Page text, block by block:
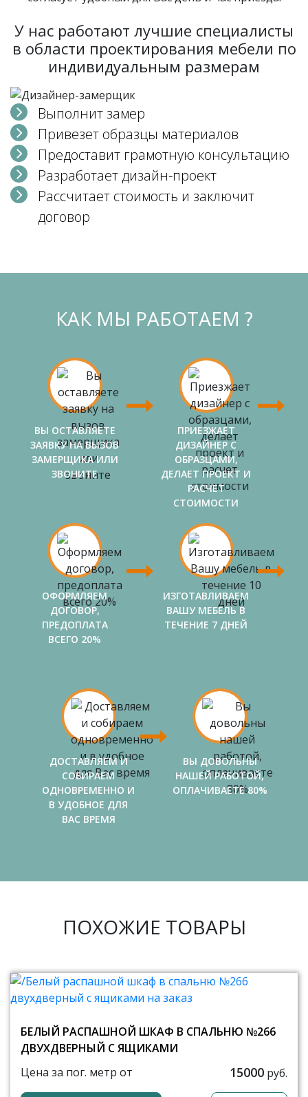
У нас работают лучшие специалисты
в области проектирования мебели по
индивидуальным размерам
Выполнит замер
Привезет образцы материалов
Предоставит грамотную консультацию
Разработает дизайн-проект
Рассчитает стоимость и заключит
договор
КАК МЫ РАБОТАЕМ ?
ВЫ ОСТАВЛЯЕТЕ
ЗАЯВКУ НА ВЫЗОВ
ЗАМЕРЩИКА ИЛИ
ЗВОНИТЕ
ПРИЕЗЖАЕТ
ДИЗАЙНЕР С
ОБРАЗЦАМИ,
ДЕЛАЕТ ПРОЕКТ И
РАСЧЕТ
СТОИМОСТИ
ОФОРМЛЯЕМ
ДОГОВОР,
ПРЕДОПЛАТА
ВСЕГО 20%
ИЗГОТАВЛИВАЕМ
ВАШУ МЕБЕЛЬ В
ТЕЧЕНИЕ 7 ДНЕЙ
ДОСТАВЛЯЕМ И
СОБИРАЕМ
ОДНОВРЕМЕННО И
В УДОБНОЕ ДЛЯ
ВАС ВРЕМЯ
ВЫ ДОВОЛЬНЫ
НАШЕЙ РАБОТОЙ,
ОПЛАЧИВАЕТЕ 80%
ПОХОЖИЕ ТОВАРЫ
БЕЛЫЙ РАСПАШНОЙ ШКАФ В СПАЛЬНЮ №266
ДВУХДВЕРНЫЙ С ЯЩИКАМИ
Цена за пог. метр от
15000 руб.